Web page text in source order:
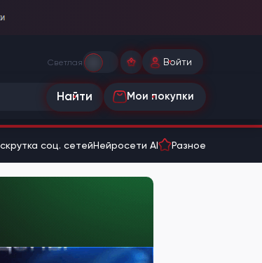
Светлая Войти
Найти Мои покупки
соц. сетейНейросети AI Разное